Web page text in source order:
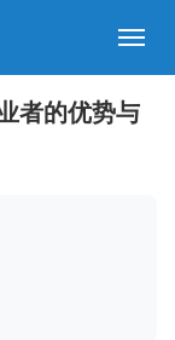
者的优势与